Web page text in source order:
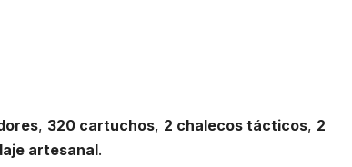
, 320 cartuchos, 2 chalecos tácticos, 2
artesanal.